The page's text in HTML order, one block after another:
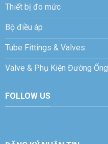
Thiết bị đo mức
Bộ điều áp
Tube Fittings & Valves
Valve & Phụ Kiện Đường Ống
FOLLOW US